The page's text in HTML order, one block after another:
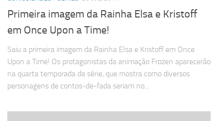
Primeira imagem da Rainha Elsa e Kristoff
em Once Upon a Time!
Saiu a primeira imagem da Rainha Elsa e Kristoff em Once
Upon a Time! Os protagonistas da animação Frozen aparecerão
na quarta temporada da série, que mostra como diversos
personagens de contos-de-fada seriam no...